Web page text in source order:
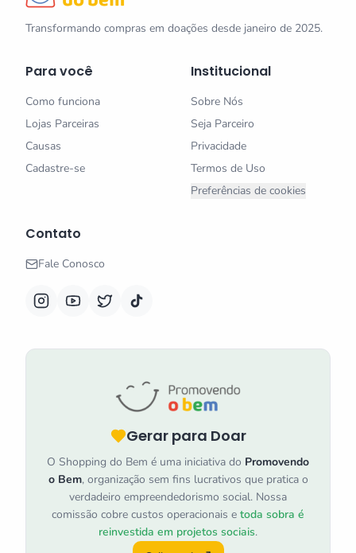
Transformando compras em doações desde janeiro de 2025.
Para você
Como funciona
Lojas Parceiras
Causas
Cadastre-se
Institucional
Sobre Nós
Seja Parceiro
Privacidade
Termos de Uso
Preferências de cookies
Contato
Fale Conosco
Gerar para Doar
O Shopping do Bem é uma iniciativa do Promovendo
o Bem, organização sem fins lucrativos que pratica o
verdadeiro empreendedorismo social. Nossa
comissão cobre custos operacionais e toda sobra é
reinvestida em projetos sociais.